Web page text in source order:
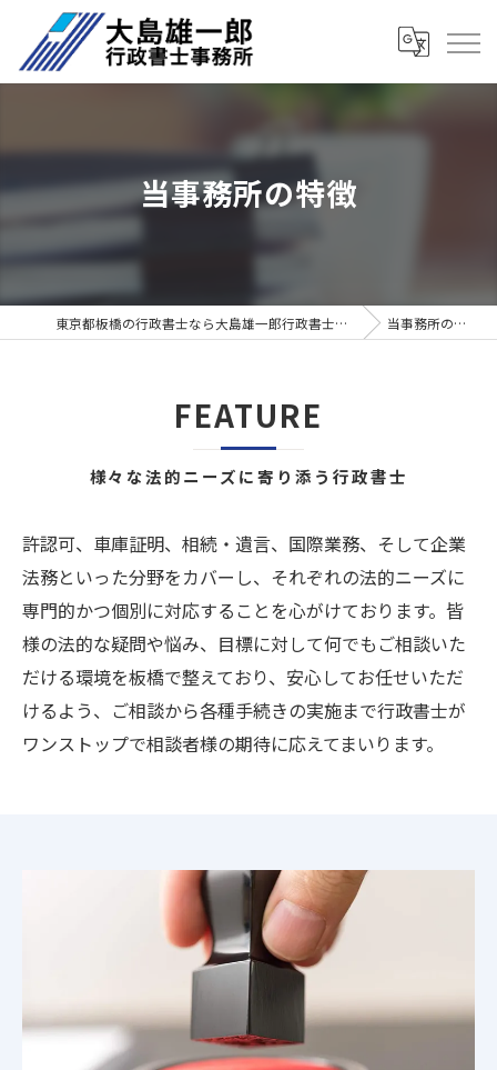
当事務所の特徴
東京都板橋の行政書士なら大島雄一郎行政書士事務所 当事務所の特徴
様々な法的ニーズに寄り添う行政書士
FEATURE
許認可、車庫証明、相続・遺言、国際業務、そして企業
法務といった分野をカバーし、それぞれの法的ニーズに
専門的かつ個別に対応することを心がけております。皆
様の法的な疑問や悩み、目標に対して何でもご相談いた
だける環境を板橋で整えており、安心してお任せいただ
けるよう、ご相談から各種手続きの実施まで行政書士が
ワンストップで相談者様の期待に応えてまいります。